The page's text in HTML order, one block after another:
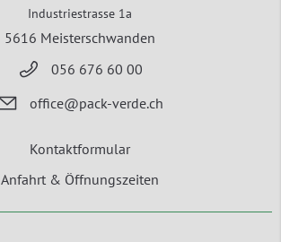
Industriestrasse 1a
5616 Meisterschwanden
056 676 60 00
office@pack-verde.ch
Kontaktformular
Anfahrt & Öffnungszeiten